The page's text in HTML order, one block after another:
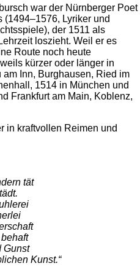
war der Nürnberger Poet
Lyriker und
der 1511 als
loszieht. Weil er es
Route noch heute
kürzer oder länger in
Inn, Burghausen, Ried im
1514 in München und
Frankfurt am Main, Koblenz,
in kraftvollen Reimen und
tät
Gunst
Kunst.“